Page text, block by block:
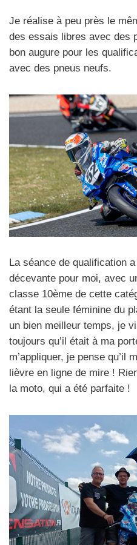
Je réalise à peu près le
des essais libres avec des
bon augure pour les
avec des pneus neufs.
La séance de qualification
décevante pour moi, avec
classe 10ème de cette
étant la seule féminine du
un bien meilleur temps, je
toujours qu’il était à ma
m’appliquer, je pense qu’il
lièvre en ligne de mire !
la moto, qui a été parfaite !